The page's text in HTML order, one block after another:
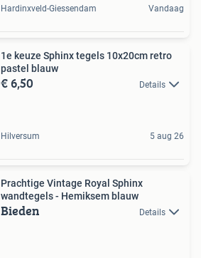
Hardinxveld-Giessendam Vandaag
1e keuze Sphinx tegels 10x20cm retro
pastel blauw
€ 6,50 Details
Hilversum 5 aug 26
Prachtige Vintage Royal Sphinx
wandtegels - Hemiksem blauw
Bieden Details